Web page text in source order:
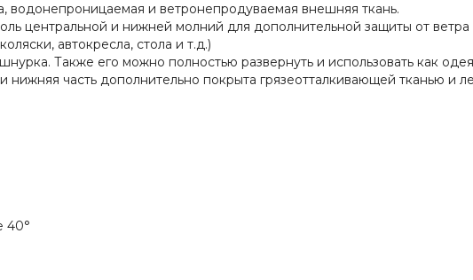
и ветронепродуваемая внешняя ткань.
центральной и нижней молний для дополнительной защиты от
автокресла, стола и т.д.)
Также его можно полностью развернуть и использовать как
нижняя часть дополнительно покрыта грязеотталкивающей тканью и
40°